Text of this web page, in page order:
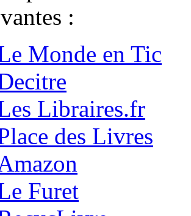
:
Monde en Tic
Libraires.fr
des Livres
Furet